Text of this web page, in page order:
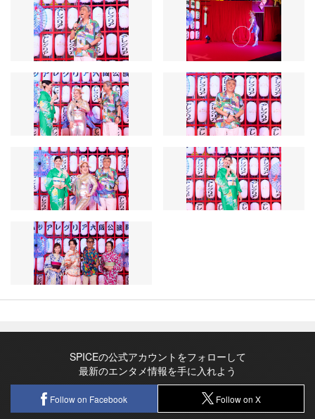
SPICEの公式アカウントをフォローして
最新のエンタメ情報を手に入れよう
Follow on Facebook Follow on X